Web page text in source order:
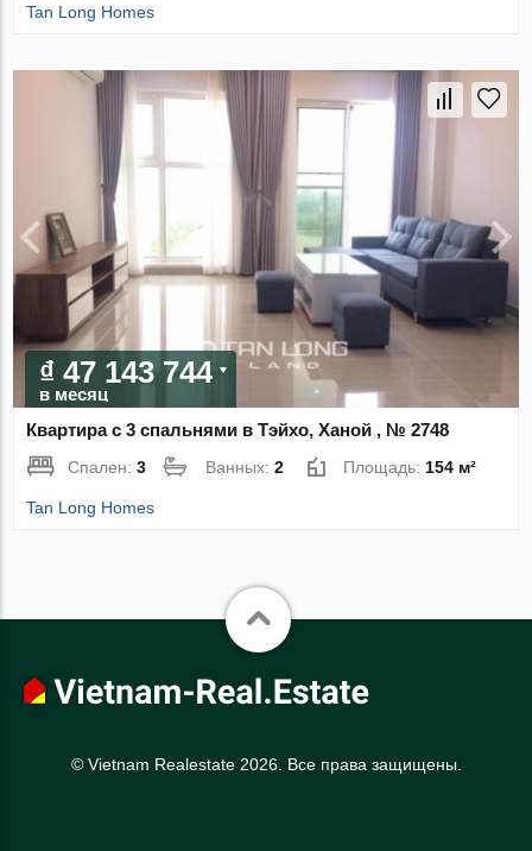
Tan Long Homes
₫ 47 143 744
в месяц
Квартира с 3 спальнями в Тэйхо, Ханой , № 2748
Спален:3 Ванных:2 Площадь: 154 м²
Tan Long Homes
© Vietnam Realestate 2026. Все права защищены.